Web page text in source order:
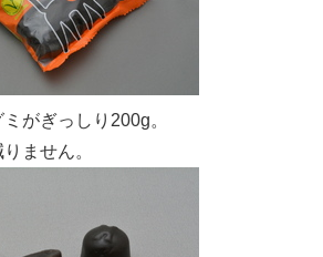
がぎっしり200g。
ません。